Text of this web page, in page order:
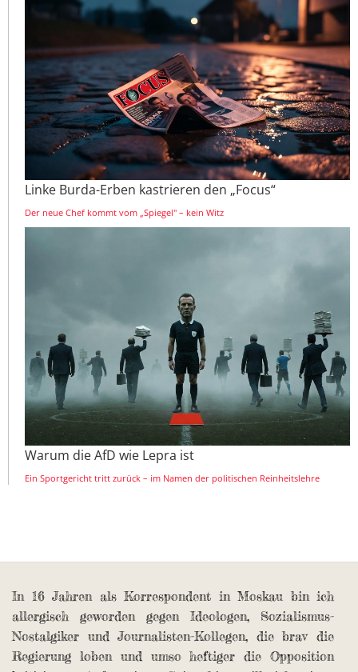
Linke Burda-Erben kastrieren den „Focus“
Der neue Chef kommt vom „Spiegel" – kein Witz
Warum die AfD wie Lepra ist
Ein Sportgericht tritt zurück – im Namen der politischen Reinheitslehre
In 16 Jahren als Korrespondent in Moskau bin ich
allergisch geworden gegen Ideologen, Sozialismus-
Nostalgiker und Journalisten-Kollegen, die brav die
Regierung loben und umso heftiger die Opposition